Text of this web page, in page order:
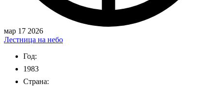
мар 17 2026
Лестница на небо
Год:
1983
Страна: